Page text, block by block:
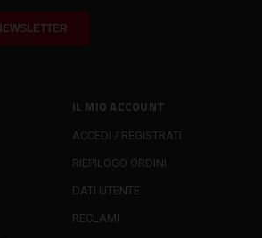
IL MIO ACCOUNT
ACCEDI / REGISTRATI
RIEPILOGO ORDINI
DATI UTENTE
RECLAMI